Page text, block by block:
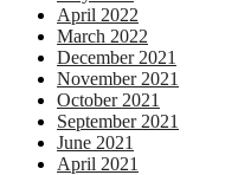
April 2022
March 2022
December 2021
November 2021
October 2021
September 2021
June 2021
April 2021